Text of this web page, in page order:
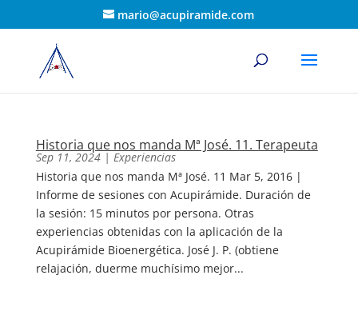
mario@acupiramide.com
Historia que nos manda Mª José. 11. Terapeuta
Sep 11, 2024| Experiencias
Historia que nos manda Mª José. 11 Mar 5, 2016 |
Informe de sesiones con Acupirámide. Duración de
la sesión: 15 minutos por persona. Otras
experiencias obtenidas con la aplicación de la
Acupirámide Bioenergética. José J. P. (obtiene
relajación, duerme muchísimo mejor...